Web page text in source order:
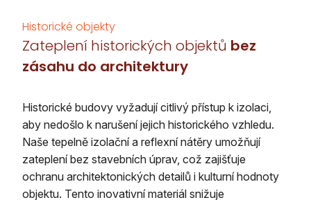
Historické objekty
Zateplení historických objektů bez
zásahu do architektury
Historické budovy vyžadují citlivý přístup k izolaci,
aby nedošlo k narušení jejich historického vzhledu.
Naše tepelně izolační a reflexní nátěry umožňují
zateplení bez stavebních úprav, což zajišťuje
ochranu architektonických detailů i kulturní hodnoty
objektu. Tento inovativní materiál snižuje